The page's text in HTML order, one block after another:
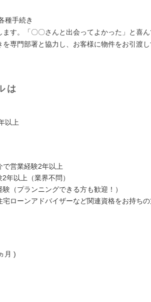
種手続き
す。「〇〇さんと出会ってよかった」と喜ん
を専門部署と協力し、お客様に物件をお引渡
は
以上
で営業経験2年以上
年以上（業界不問）
験（プランニングできる方も歓迎！）
宅ローンアドバイザーなど関連資格をお持ち
月 )